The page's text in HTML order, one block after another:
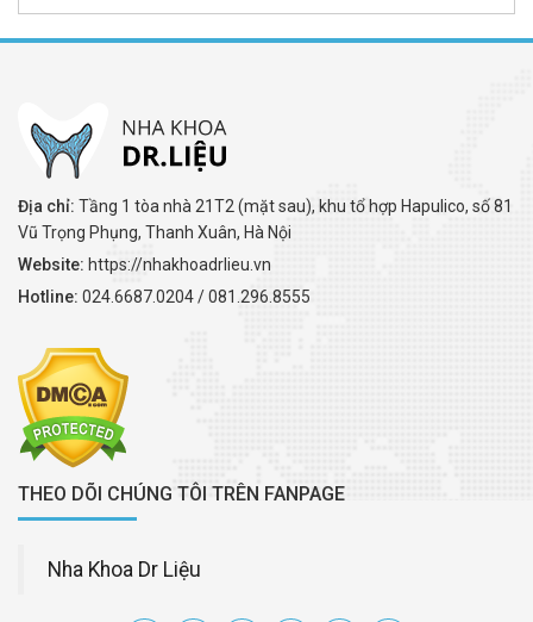
Địa chỉ: Tầng 1 tòa nhà 21T2 (mặt sau), khu tổ hợp Hapulico, số 81
Vũ Trọng Phụng, Thanh Xuân, Hà Nội
Website: https://nhakhoadrlieu.vn
Hotline: 024.6687.0204 / 081.296.8555
THEO DÕI CHÚNG TÔI TRÊN FANPAGE
Nha Khoa Dr Liệu